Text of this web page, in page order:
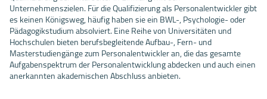
Unternehmenszielen. Für die Qualifizierung als Personalentwickler gibt
es keinen Königsweg, häufig haben sie ein BWL-, Psychologie- oder
Pädagogikstudium absolviert. Eine Reihe von Universitäten und
Hochschulen bieten berufsbegleitende Aufbau-, Fern- und
Masterstudiengänge zum Personalentwickler an, die das gesamte
Aufgabenspektrum der Personalentwicklung abdecken und auch einen
anerkannten akademischen Abschluss anbieten.